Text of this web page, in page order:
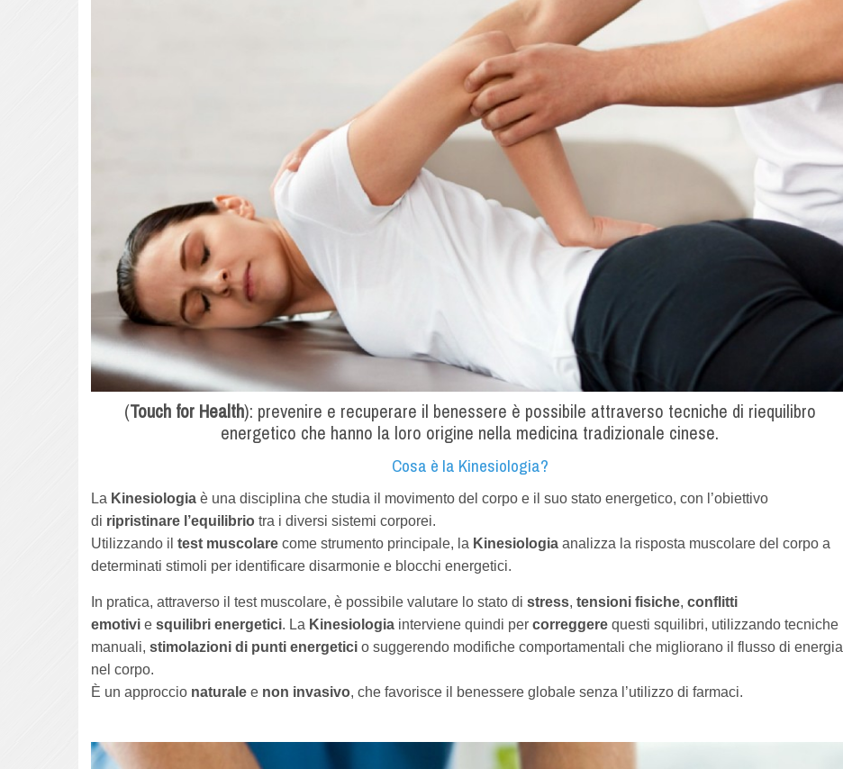
(Touch for Health): prevenire e recuperare il benessere è possibile attraverso tecniche di riequilibro
energetico che hanno la loro origine nella medicina tradizionale cinese.
Cosa è la Kinesiologia?
La Kinesiologia è una disciplina che studia il movimento del corpo e il suo stato energetico, con l’obiettivo
di ripristinare l’equilibrio tra i diversi sistemi corporei.
Utilizzando iltest muscolare come strumento principale, la Kinesiologia analizza la risposta muscolare del corpo a
determinati stimoli per identificare disarmonie e blocchi energetici.
In pratica, attraverso il test muscolare, è possibile valutare lo stato distress,tensioni fisiche,conflitti
emotivi esquilibri energetici. La Kinesiologia interviene quindi percorreggere questi squilibri, utilizzando tecniche
manuali,stimolazioni di punti energetici o suggerendo modifiche comportamentali che migliorano il flusso di energia
nel corpo.
È un approccio naturale e non invasivo, che favorisce il benessere globale senza l’utilizzo di farmaci.